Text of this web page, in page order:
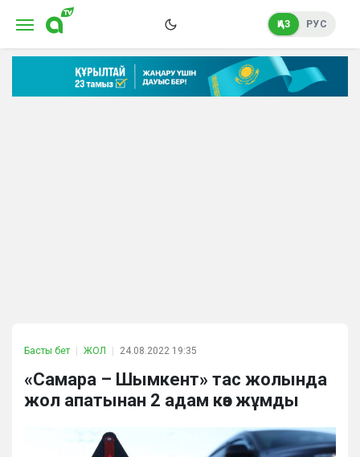
ҚАЗ РУС
Басты бет ЖОЛ 24.08.2022 19:35
«Самара – Шымкент» тас жолында
жол апатынан 2 адам көз жұмды